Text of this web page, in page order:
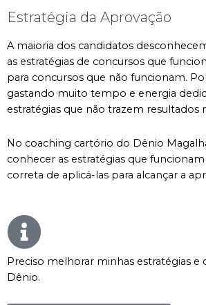
Estratégia da Aprovação
A maioria dos candidatos
as estratégias de concursos que
para concursos que não funcionam.
gastando muito tempo e energia
estratégias que não trazem resultados
No coaching cartório do Dênio
conhecer as estratégias que funcionam
correta de aplicá-las para alcançar a
Preciso melhorar minhas estratégias e
Dênio.